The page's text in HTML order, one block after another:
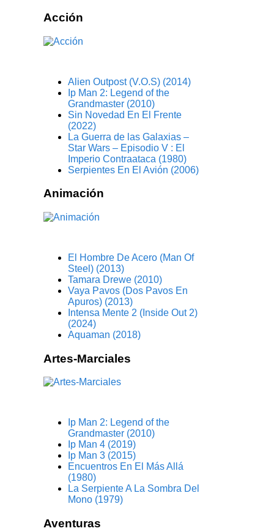
Acción
Alien Outpost (V.O.S) (2014)
Ip Man 2: Legend of the
Grandmaster (2010)
Sin Novedad En El Frente
(2022)
La Guerra de las Galaxias –
Star Wars – Episodio V : El
Imperio Contraataca (1980)
Serpientes En El Avión (2006)
Animación
El Hombre De Acero (Man Of
Steel) (2013)
Tamara Drewe (2010)
Vaya Pavos (Dos Pavos En
Apuros) (2013)
Intensa Mente 2 (Inside Out 2)
(2024)
Aquaman (2018)
Artes-Marciales
Ip Man 2: Legend of the
Grandmaster (2010)
Ip Man 4 (2019)
Ip Man 3 (2015)
Encuentros En El Más Allá
(1980)
La Serpiente A La Sombra Del
Mono (1979)
Aventuras